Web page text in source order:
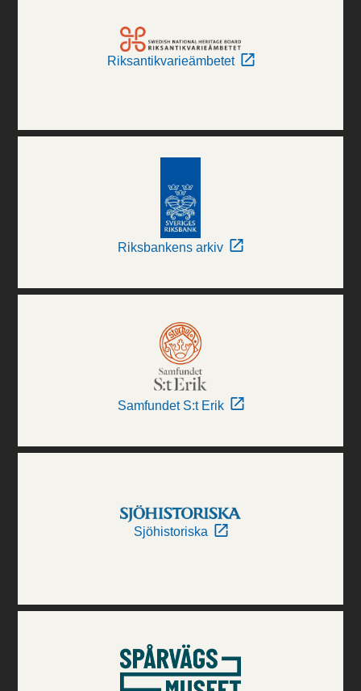
Riksantikvarieämbetet
Riksbankens arkiv
Samfundet S:t Erik
Sjöhistoriska